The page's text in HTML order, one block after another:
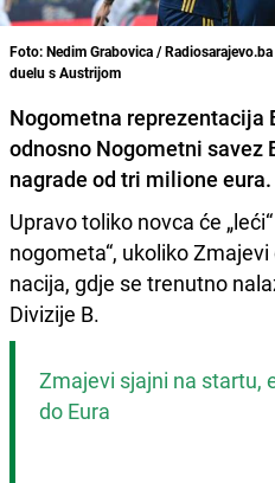
Foto: Nedim Grabovica /
duelu s Austrijom
Nogometna reprezentacija
odnosno Nogometni savez
nagrade od tri milione eura.
Upravo toliko novca će
nogometa“, ukoliko
nacija, gdje se trenutno
Divizije B.
Zmajevi sjajni na startu,
do Eura